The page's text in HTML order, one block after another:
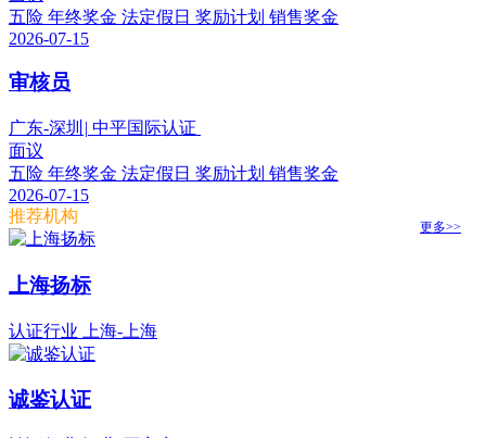
五险 年终奖金 法定假日 奖励计划 销售奖金
2026-07-15
审核员
广东-深圳 | 中平国际认证
面议
五险 年终奖金 法定假日 奖励计划 销售奖金
2026-07-15
推荐机构
更多>>
上海扬标
认证行业 上海-上海
诚鉴认证